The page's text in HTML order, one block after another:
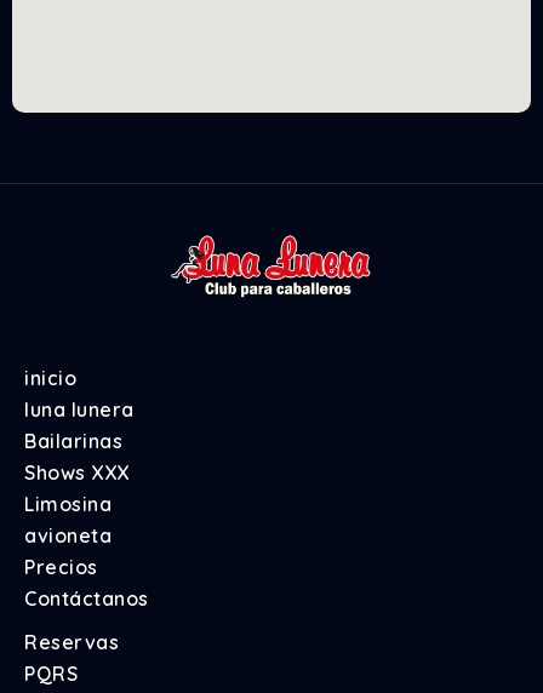
inicio
luna lunera
Bailarinas
Shows XXX
Limosina
avioneta
Precios
Contáctanos
Reservas
PQRS